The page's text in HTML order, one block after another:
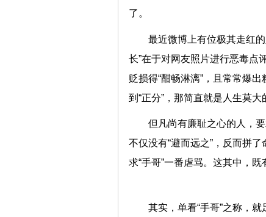
了。
最近微博上有位极其走红的
长”在于对网友照片进行恶毒点
贬损得“酣畅淋漓”，且常常爆
到“正分”，那简直就是人生莫
但凡尚有廉耻之心的人，
不仅没有“避而远之”，反而拼
求“手哥”一番虐骂。这其中，
其实，单看“手哥”之称，